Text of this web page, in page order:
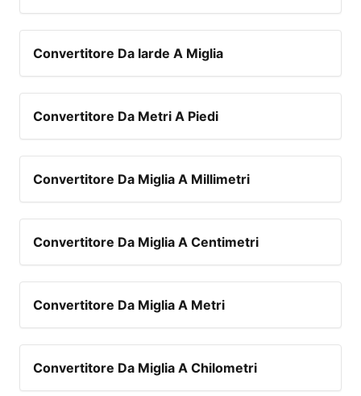
Convertitore Da Iarde A Miglia
Convertitore Da Metri A Piedi
Convertitore Da Miglia A Millimetri
Convertitore Da Miglia A Centimetri
Convertitore Da Miglia A Metri
Convertitore Da Miglia A Chilometri